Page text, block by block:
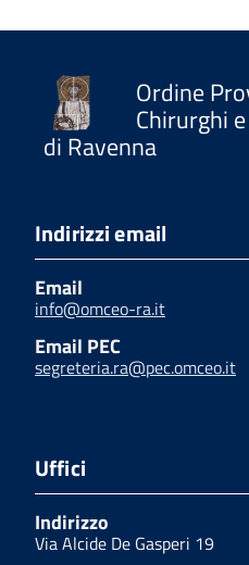
Ordine
Chirurghi
di Ravenna
Indirizzi email
Email
info@omceo-ra.it
Email PEC
segreteria.ra@pec.omceo.it
Uffici
Indirizzo
Via Alcide De Gasperi 19